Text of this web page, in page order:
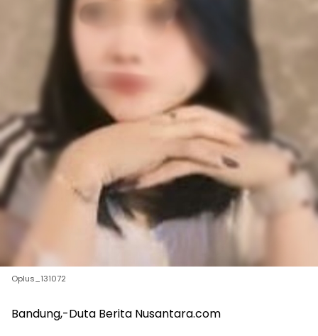
Oplus_131072
Bandung,-Duta Berita Nusantara.com